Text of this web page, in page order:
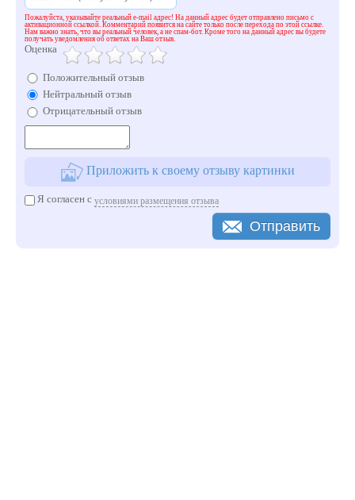
Пожалуйста, указывайте реальный e-mail адрес! На данный адрес будет отправлено письмо с
активационной ссылкой. Комментарий появится на сайте только после перехода по этой ссылке.
Нам важно знать, что вы реальный человек, а не спам-бот. Кроме того на данный адрес вы будете
получать уведомления об ответах на Ваш отзыв.
Оценка
Положительный отзыв
Нейтральный отзыв
Отрицательный отзыв
Приложить к своему отзыву картинки
Я согласен с условиями размещения отзыва
Отправить